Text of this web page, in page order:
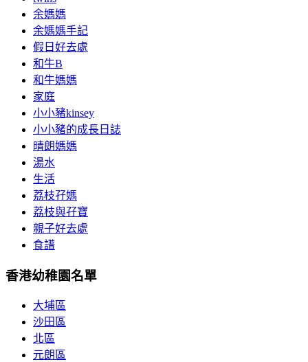
余媽媽
余媽媽手記
假日好去處
和牛B
和牛媽媽
家庭
小小豬kinsey
小小豬的成長日誌
晴朗媽媽
湯水
生活
荔枝孖媽
荔枝與孖寶
親子好去處
食譜
香港幼稚園名單
大埔區
沙田區
北區
元朗區